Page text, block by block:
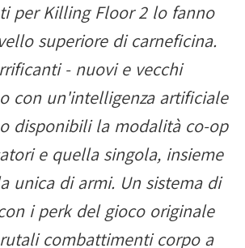
per Killing Floor 2 lo fanno
superiore di carneficina.
- nuovi e vecchi
con un'intelligenza artificiale
disponibili la modalità co-op
e quella singola, insieme
unica di armi. Un sistema di
i perk del gioco originale
combattimenti corpo a